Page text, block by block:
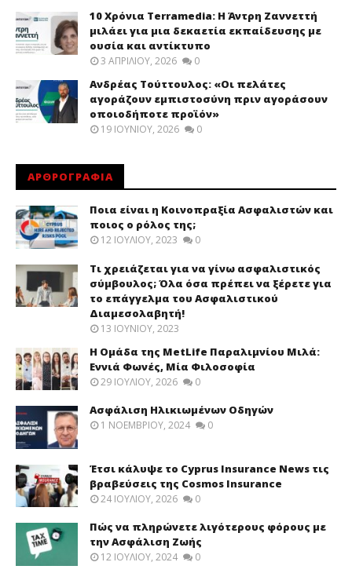
10 Χρόνια Terramedia: Η Άντρη Ζαννεττή
μιλάει για μια δεκαετία εκπαίδευσης με
ουσία και αντίκτυπο
3 ΑΠΡΙΛΊΟΥ, 2026 0
Ανδρέας Τούττουλος: «Οι πελάτες
αγοράζουν εμπιστοσύνη πριν αγοράσουν
οποιοδήποτε προϊόν»
19 ΙΟΥΝΊΟΥ, 2026 0
ΑΡΘΡΟΓΡΑΦΙΑ
Ποια είναι η Κοινοπραξία Ασφαλιστών και
ποιος ο ρόλος της;
12 ΙΟΥΛΊΟΥ, 2023 0
Τι χρειάζεται για να γίνω ασφαλιστικός
σύμβουλος; Όλα όσα πρέπει να ξέρετε για
το επάγγελμα του Ασφαλιστικού
Διαμεσολαβητή!
13 ΙΟΥΝΊΟΥ, 2023
Η Ομάδα της MetLife Παραλιμνίου Μιλά:
Εννιά Φωνές, Μία Φιλοσοφία
29 ΙΟΥΛΊΟΥ, 2026 0
Ασφάλιση Ηλικιωμένων Οδηγών
1 ΝΟΕΜΒΡΊΟΥ, 2024 0
Έτσι κάλυψε το Cyprus Insurance News τις
βραβεύσεις της Cosmos Insurance
24 ΙΟΥΛΊΟΥ, 2026 0
Πώς να πληρώνετε λιγότερους φόρους με
την Ασφάλιση Ζωής
12 ΙΟΥΛΊΟΥ, 2024 0